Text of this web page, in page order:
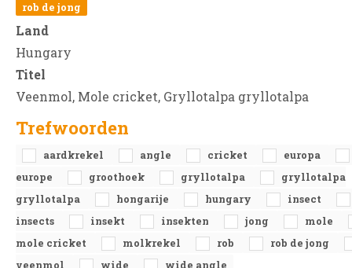
rob de jong
Land
Hungary
Titel
Veenmol, Mole cricket, Gryllotalpa gryllotalpa
Trefwoorden
aardkrekel angle cricket
europa
europe
groothoek gryllotalpa
gryllotalpa
gryllotalpa
hongarije hungary
insect
insects
insekt insekten jong
mole
mole cricket
molkrekel rob
rob de jong
veenmol
wide wide angle